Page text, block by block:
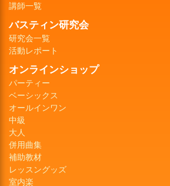
講師一覧
バスティン研究会
研究会一覧
活動レポート
オンラインショップ
パーティー
ベーシックス
オールインワン
中級
大人
併用曲集
補助教材
レッスングッズ
室内楽